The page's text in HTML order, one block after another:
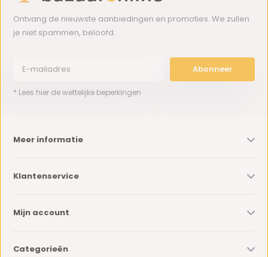
Ontvang de nieuwste aanbiedingen en promoties. We zullen
je niet spammen, beloofd.
Abonneer
* Lees hier de wettelijke beperkingen
Meer informatie
Klantenservice
Mijn account
Categorieën